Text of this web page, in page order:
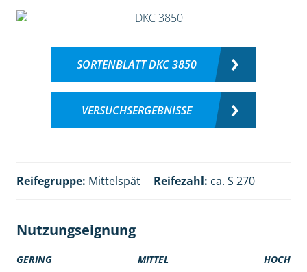
SORTENBLATT DKC 3850
VERSUCHSERGEBNISSE
Reifegruppe: Mittelspät Reifezahl: ca. S 270
Nutzungseignung
GERING MITTEL HOCH